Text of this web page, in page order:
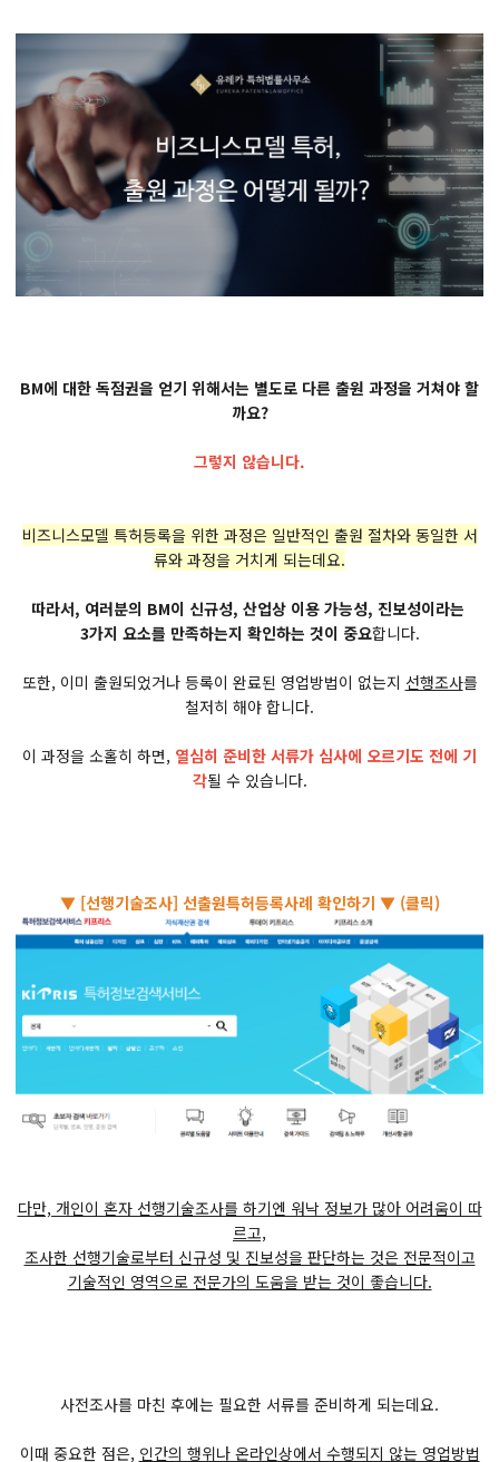
BM에 대한 독점권을 얻기 위해서는 별도로 다른 출원 과정을 거쳐야 할
까요?
그렇지 않습니다.
비즈니스모델 특허등록을 위한 과정은 일반적인 출원 절차와 동일한 서
류와 과정을 거치게 되는데요.
따라서, 여러분의 BM이 신규성, 산업상 이용 가능성, 진보성이라는
3가지 요소를 만족하는지 확인하는 것이 중요합니다.
또한, 이미 출원되었거나 등록이 완료된 영업방법이 없는지 선행조사를
철저히 해야 합니다.
이 과정을 소홀히 하면, 열심히 준비한 서류가 심사에 오르기도 전에 기
각될 수 있습니다.
▼ [선행기술조사] 선출원특허등록사례 확인하기 ▼ (클릭)
다만, 개인이 혼자 선행기술조사를 하기엔 워낙 정보가 많아 어려움이 따
르고,
조사한 선행기술로부터 신규성 및 진보성을 판단하는 것은 전문적이고
기술적인 영역으로 전문가의 도움을 받는 것이 좋습니다.
사전조사를 마친 후에는 필요한 서류를 준비하게 되는데요.
이때 중요한 점은, 인간의 행위나 온라인상에서 수행되지 않는 영업방법